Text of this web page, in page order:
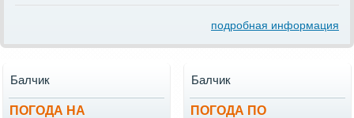
подробная информация
ПОГОДА НА
Балчик
ПОГОДА ПО
Балчик